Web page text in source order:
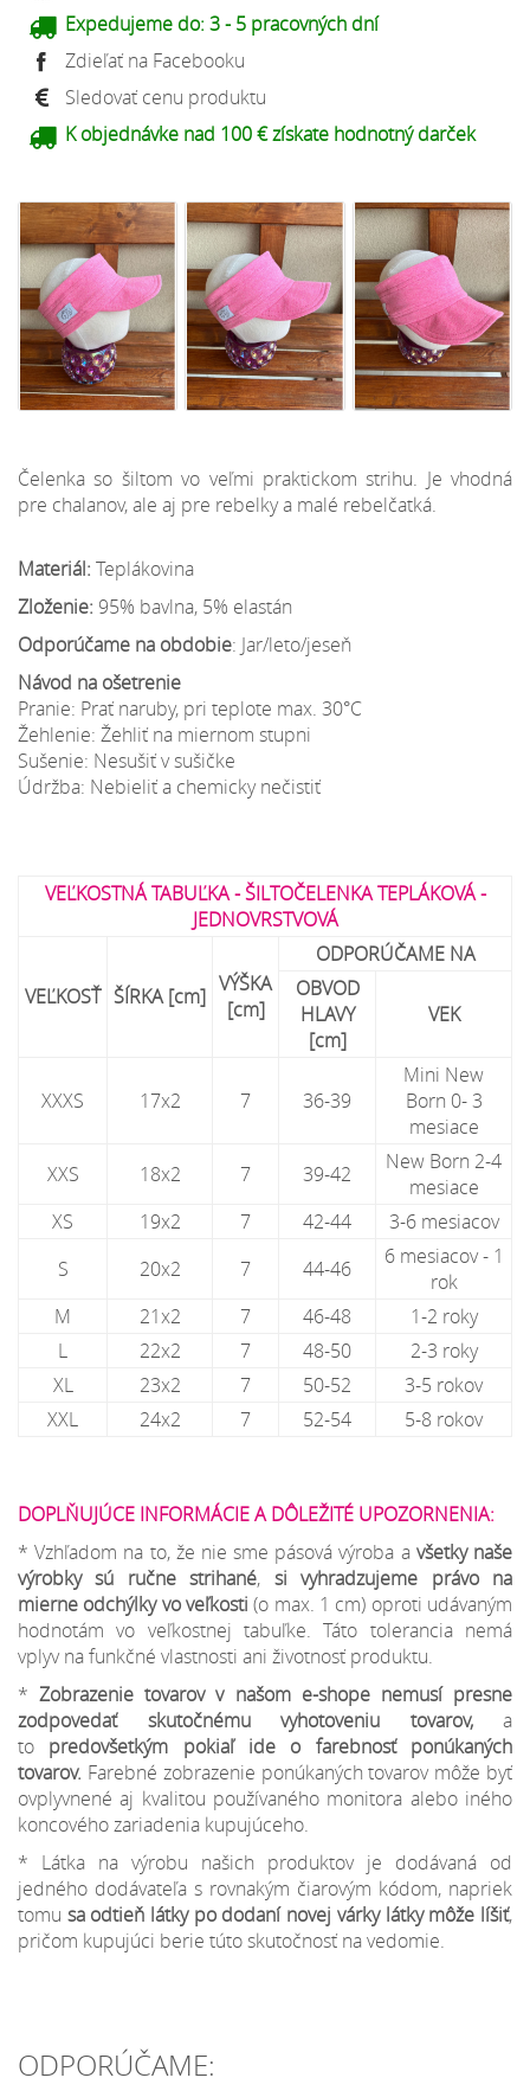
Expedujeme do: 3 - 5 pracovných dní
Zdieľať na Facebooku
Sledovať cenu produktu
K objednávke nad 100 € získate hodnotný darček
Čelenka so šiltom vo veľmi praktickom strihu. Je vhodná
pre chalanov, ale aj pre rebelky a malé rebelčatká.
Materiál: Teplákovina
Zloženie: 95% bavlna, 5% elastán
Odporúčame na obdobie: Jar/leto/jeseň
Návod na ošetrenie
Pranie: Prať naruby, pri teplote max. 30°C
Žehlenie: Žehliť na miernom stupni
Sušenie: Nesušiť v sušičke
Údržba: Nebieliť a chemicky nečistiť
VEĽKOSTNÁ TABUĽKA - ŠILTOČELENKA TEPLÁKOVÁ -
JEDNOVRSTVOVÁ
VEĽKOSŤ ŠÍRKA [cm] VÝŠKA
[cm]
ODPORÚČAME NA
OBVOD
HLAVY
[cm]
VEK
XXXS 17x2 7 36-39
Mini New
Born 0- 3
mesiace
XXS
18x2 7 39-42
New Born 2-4
mesiace
XS
19x2 7 42-44
3-6 mesiacov
S
20x2 7 44-46
6 mesiacov - 1
rok
M
21x2 7 46-48
1-2 roky
L
22x2 7 48-50
2-3 roky
XL
23x2 7 50-52
3-5 rokov
XXL
24x2 7 52-54 5-8 rokov
DOPLŇUJÚCE INFORMÁCIE A DÔLEŽITÉ UPOZORNENIA:
* Vzhľadom na to, že nie sme pásová výroba a všetky naše
výrobky sú ručne strihané, si vyhradzujeme právo na
mierne odchýlky vo veľkosti (o max. 1 cm) oproti udávaným
hodnotám vo veľkostnej tabuľke. Táto tolerancia nemá
vplyv na funkčné vlastnosti ani životnosť produktu.
*Zobrazenie tovarov v našom e-shope nemusí presne
zodpovedať skutočnému vyhotoveniu tovarov,a
to predovšetkým pokiaľ ide o farebnosť ponúkaných
tovarov. Farebné zobrazenie ponúkaných tovarov môže byť
ovplyvnené aj kvalitou používaného monitora alebo iného
koncového zariadenia kupujúceho.
* Látka na výrobu našich produktov je dodávaná od
jedného dodávateľa s rovnakým čiarovým kódom, napriek
tomu sa odtieň látky po dodaní novej várky látky môže líšiť,
pričom kupujúci berie túto skutočnosť na vedomie.
ODPORÚČAME: